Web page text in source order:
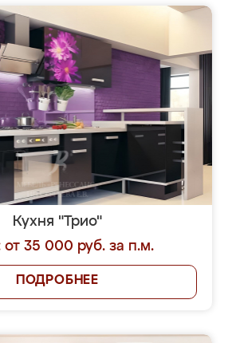
Кухня "Трио"
от 35 000 руб. за п.м.
ПОДРОБНЕЕ